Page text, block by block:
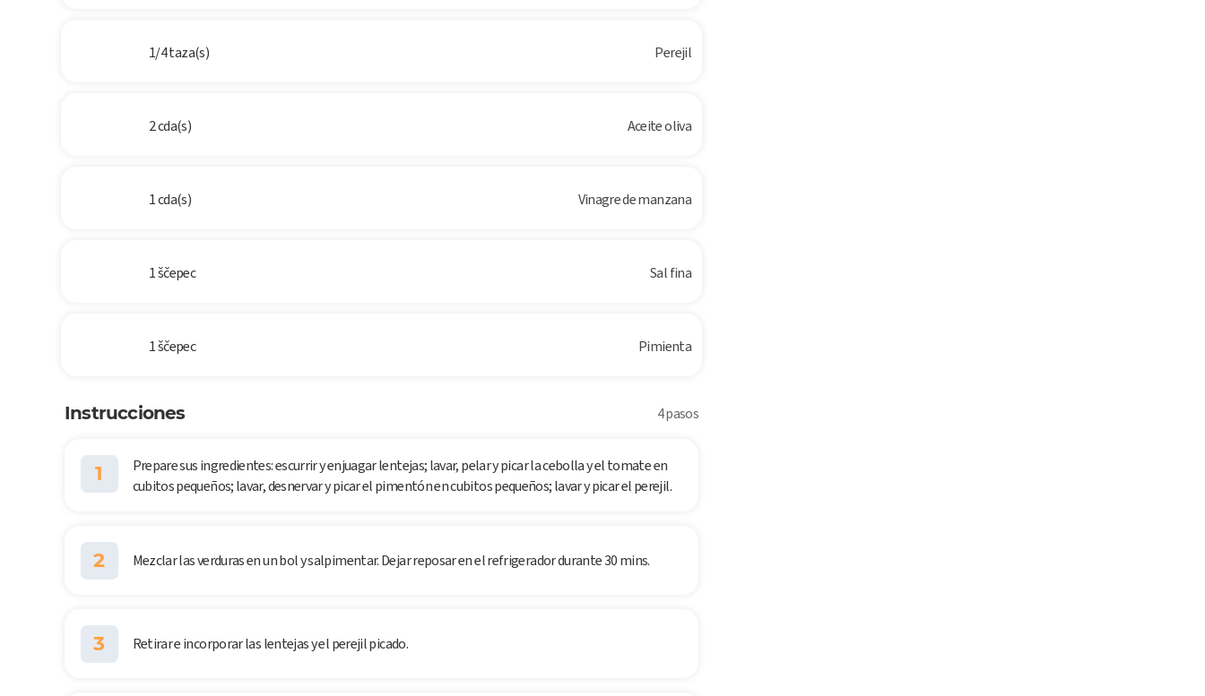
1/4 taza(s) Perejil
2 cda(s) Aceite oliva
1 cda(s) Vinagre de manzana
1 ščepec Sal fina
1 ščepec Pimienta
Instrucciones 4 pasos
1
Prepare sus ingredientes: escurrir y enjuagar lentejas; lavar, pelar y picar la cebolla y el tomate en
cubitos pequeños; lavar, desnervar y picar el pimentón en cubitos pequeños; lavar y picar el perejil.
2 Mezclar las verduras en un bol y salpimentar. Dejar reposar en el refrigerador durante 30 mins.
3 Retirar e incorporar las lentejas y el perejil picado.